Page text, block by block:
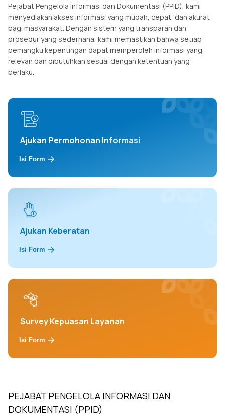
Pejabat Pengelola Informasi dan Dokumentasi (PPID), kami
menyediakan akses informasi yang mudah, cepat, dan akurat
bagi masyarakat. Dengan sistem yang transparan dan
prosedur yang sederhana, kami memastikan bahwa setiap
pemangku kepentingan dapat memperoleh informasi yang
relevan dan dibutuhkan sesuai dengan ketentuan yang
berlaku.
Ajukan Permohonan Informasi
Isi Form
Ajukan Keberatan
Isi Form
Survey Kepuasan Layanan
Isi Form
PEJABAT PENGELOLA INFORMASI DAN
DOKUMENTASI (PPID)